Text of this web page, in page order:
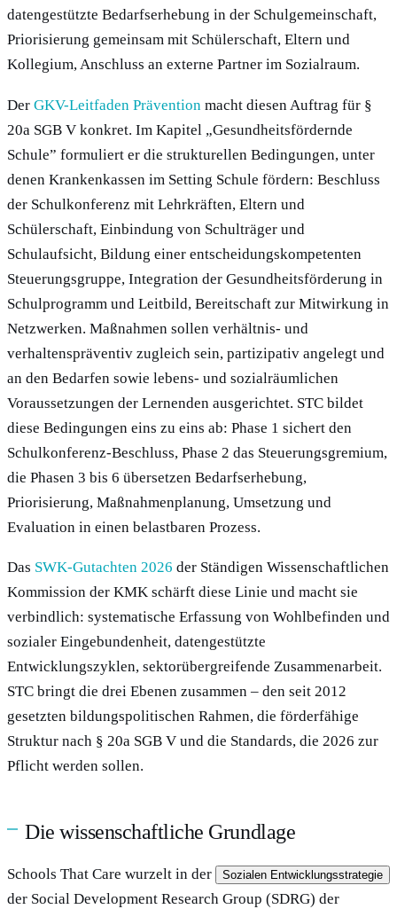
datengestützte Bedarfserhebung in der Schulgemeinschaft,
Priorisierung gemeinsam mit Schülerschaft, Eltern und
Kollegium, Anschluss an externe Partner im Sozialraum.
Der GKV-Leitfaden Prävention macht diesen Auftrag für §
20a SGB V konkret. Im Kapitel „Gesundheitsfördernde
Schule” formuliert er die strukturellen Bedingungen, unter
denen Krankenkassen im Setting Schule fördern: Beschluss
der Schulkonferenz mit Lehrkräften, Eltern und
Schülerschaft, Einbindung von Schulträger und
Schulaufsicht, Bildung einer entscheidungskompetenten
Steuerungsgruppe, Integration der Gesundheitsförderung in
Schulprogramm und Leitbild, Bereitschaft zur Mitwirkung in
Netzwerken. Maßnahmen sollen verhältnis- und
verhaltenspräventiv zugleich sein, partizipativ angelegt und
an den Bedarfen sowie lebens- und sozialräumlichen
Voraussetzungen der Lernenden ausgerichtet. STC bildet
diese Bedingungen eins zu eins ab: Phase 1 sichert den
Schulkonferenz-Beschluss, Phase 2 das Steuerungsgremium,
die Phasen 3 bis 6 übersetzen Bedarfserhebung,
Priorisierung, Maßnahmenplanung, Umsetzung und
Evaluation in einen belastbaren Prozess.
Das SWK-Gutachten 2026 der Ständigen Wissenschaftlichen
Kommission der KMK schärft diese Linie und macht sie
verbindlich: systematische Erfassung von Wohlbefinden und
sozialer Eingebundenheit, datengestützte
Entwicklungszyklen, sektorübergreifende Zusammenarbeit.
STC bringt die drei Ebenen zusammen – den seit 2012
gesetzten bildungspolitischen Rahmen, die förderfähige
Struktur nach § 20a SGB V und die Standards, die 2026 zur
Pflicht werden sollen.
Die wissenschaftliche Grundlage
Schools That Care wurzelt in der Sozialen Entwicklungsstrategie
der Social Development Research Group (SDRG) der